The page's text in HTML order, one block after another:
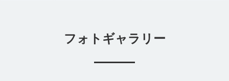
フォトギャラリー